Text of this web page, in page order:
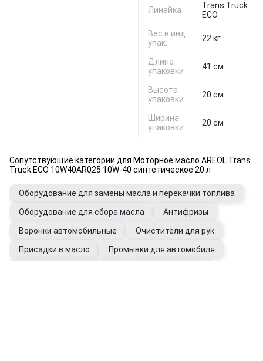
Линейка
Trans Truck
ECO
Вес в инд.
упак.
22 кг
Длина
упаковки
41 см
Высота
упаковки
20 см
Ширина
упаковки
20 см
Сопутствующие категории для Моторное масло AREOL Trans
Truck ECO 10W40AR025 10W-40 синтетическое 20 л
Оборудование для замены масла и перекачки топлива
Оборудование для сбора масла
Антифризы
Воронки автомобильные
Очистители для рук
Присадки в масло
Промывки для автомобиля